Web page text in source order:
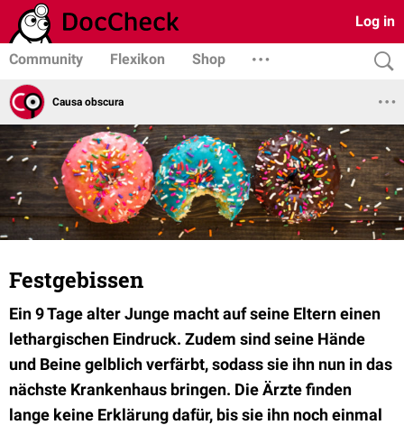
Log in
Community Flexikon Shop
Causa obscura
Festgebissen
Ein 9 Tage alter Junge macht auf seine Eltern einen
lethargischen Eindruck. Zudem sind seine Hände
und Beine gelblich verfärbt, sodass sie ihn nun in das
nächste Krankenhaus bringen. Die Ärzte finden
lange keine Erklärung dafür, bis sie ihn noch einmal